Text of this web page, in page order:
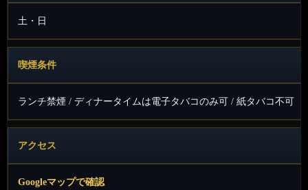
土・日
喫煙条件
ランチ禁煙 / ディナータイムは電子タバコのみ可 / 紙タバコ不可
アクセス
Googleマップで確認